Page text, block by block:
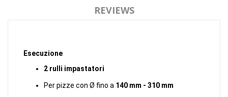
REVIEWS
Esecuzione
2 rulli impastatori
Per pizze con Ø fino a 140 mm - 310 mm